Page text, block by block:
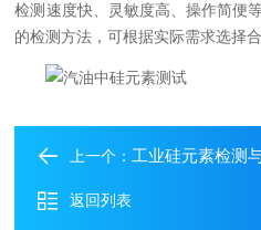
检测速度快、灵敏度高、操作简便
的检测方法，可根据实际需求选择合
上一个：工业硅元素检测与汽油
返回列表